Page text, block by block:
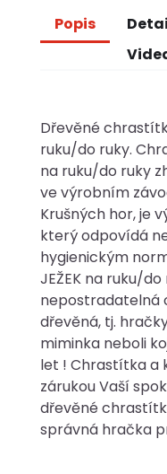
Popis
Dřevěné
ruku/do ruky.
na ruku/do ruky
ve výrobním
Krušných hor, je
který odpovídá
hygienickým
JEŽEK na ruku/
nepostradatelná
dřevěná, tj.
miminka neboli
let ! Chrastítka a
zárukou Vaší
dřevěné
správná hračka